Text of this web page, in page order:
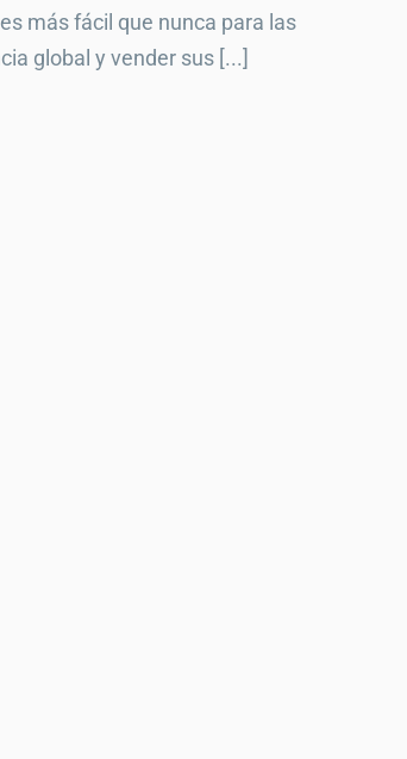
más fácil que nunca para las
global y vender sus [...]